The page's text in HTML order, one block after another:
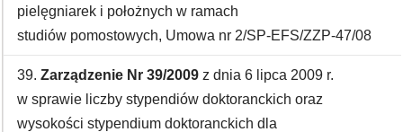
pielęgniarek i położnych w ramach
studiów pomostowych, Umowa nr 2/SP-EFS/ZZP-47/08
39. Zarządzenie Nr 39/2009 z dnia 6 lipca 2009 r.
w sprawie liczby stypendiów doktoranckich oraz
wysokości stypendium doktoranckich dla